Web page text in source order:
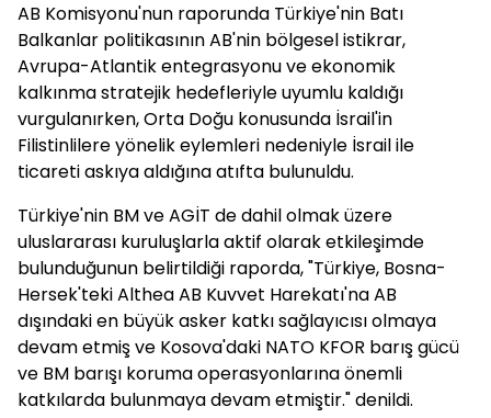
AB Komisyonu'nun raporunda Türkiye'nin Batı
Balkanlar politikasının AB'nin bölgesel istikrar,
Avrupa-Atlantik entegrasyonu ve ekonomik
kalkınma stratejik hedefleriyle uyumlu kaldığı
vurgulanırken, Orta Doğu konusunda İsrail'in
Filistinlilere yönelik eylemleri nedeniyle İsrail ile
ticareti askıya aldığına atıfta bulunuldu.
Türkiye'nin BM ve AGİT de dahil olmak üzere
uluslararası kuruluşlarla aktif olarak etkileşimde
bulunduğunun belirtildiği raporda, "Türkiye, Bosna-
Hersek'teki Althea AB Kuvvet Harekatı'na AB
dışındaki en büyük asker katkı sağlayıcısı olmaya
devam etmiş ve Kosova'daki NATO KFOR barış gücü
ve BM barışı koruma operasyonlarına önemli
katkılarda bulunmaya devam etmiştir." denildi.